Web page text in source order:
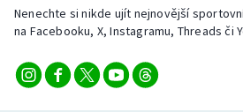
Veslování
Vodní slalom
Nenechte si nikde ujít nejnovější
na Facebooku, X, Instagramu, Threads či